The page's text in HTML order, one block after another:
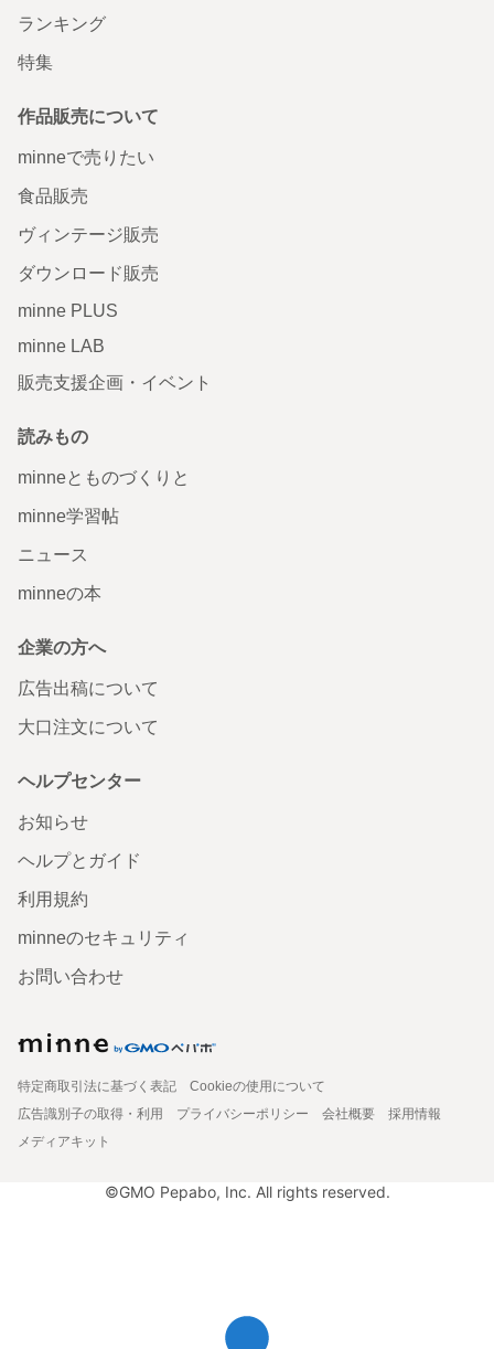
ランキング
特集
作品販売について
minneで売りたい
食品販売
ヴィンテージ販売
ダウンロード販売
minne PLUS
minne LAB
販売支援企画・イベント
読みもの
minneとものづくりと
minne学習帖
ニュース
minneの本
企業の方へ
広告出稿について
大口注文について
ヘルプセンター
お知らせ
ヘルプとガイド
利用規約
minneのセキュリティ
お問い合わせ
特定商取引法に基づく表記
Cookieの使用について
広告識別子の取得・利用
プライバシーポリシー 会社概要
採用情報
メディアキット
©GMO Pepabo, Inc. All rights reserved.